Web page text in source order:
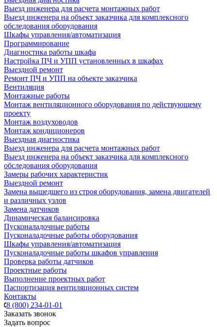
Выезд инженера для расчета монтажных работ
Выезд инженера на объект заказчика для комплексного
обследования оборудования
Шкафы управления/автоматизация
Программирование
Диагностика работы шкафа
Настройка ПЧ и УПП установленных в шкафах
Выездной ремонт
Ремонт ПЧ и УПП на объекте заказчика
Вентиляция
Монтажные работы
Монтаж вентиляционного оборудования по действующему
проекту
Монтаж воздуховодов
Монтаж кондиционеров
Выездная диагностика
Выезд инженера для расчета монтажных работ
Выезд инженера на объект заказчика для комплексного
обследования оборудования
Замеры рабочих характеристик
Выездной ремонт
Замена вышедшего из строя оборудования, замена двигателей
и различных узлов
Замена датчиков
Динамическая балансировка
Пусконаладочные работы
Пусконаладочные работы оборудования
Шкафы управления/автоматизация
Пусконаладочные работы шкафов управления
Проверка работы датчиков
Проектные работы
Выполнение проектных работ
Паспортизация вентиляционных систем
Контакты
8 (800) 234-01-01
Заказать звонок
Задать вопрос